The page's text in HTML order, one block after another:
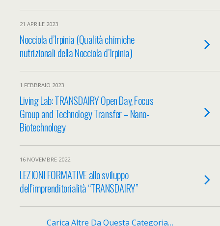
21 APRILE 2023
Nocciola d’Irpinia (Qualità chimiche
nutrizionali della Nocciola d’Irpinia)
1 FEBBRAIO 2023
Living Lab: TRANSDAIRY Open Day, Focus
Group and Technology Transfer – Nano-
Biotechnology
16 NOVEMBRE 2022
LEZIONI FORMATIVE allo sviluppo
dell’imprenditorialità “TRANSDAIRY”
Carica Altre Da Questa Categoria…